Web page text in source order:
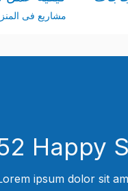
مشاريع فى
Happy
ipsum dolor sit